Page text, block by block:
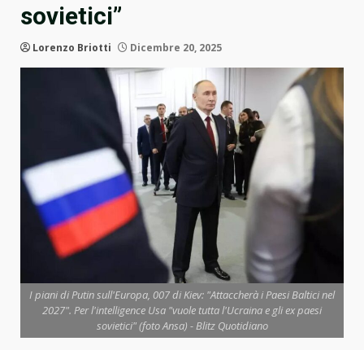
sovietici”
Lorenzo Briotti Dicembre 20, 2025
I piani di Putin sull'Europa, 007 di Kiev: "Attaccherà i Paesi Baltici nel
2027". Per l'intelligence Usa "vuole tutta l'Ucraina e gli ex paesi
sovietici" (foto Ansa) - Blitz Quotidiano